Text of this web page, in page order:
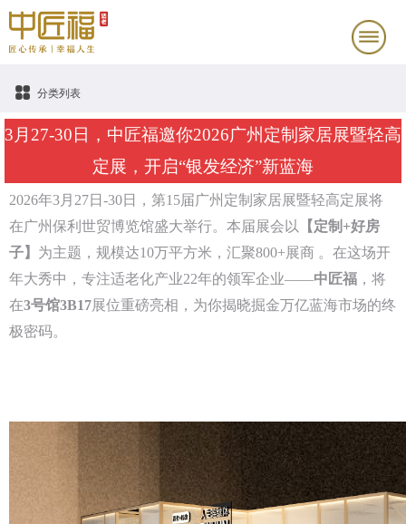
分类列表
3月27-30日，中匠福邀你2026广州定制家居展暨轻高
定展，开启“银发经济”新蓝海
2026年3月27日-30日，第15届广州定制家居展暨轻高定展将
在广州保利世贸博览馆盛大举行。本届展会以
【定制+好房
子】 为主题，规模达10万平方米，汇聚800+展商 。在这场开
年大秀中，专注适老化产业22年的领军企业——中匠福 ，将
在3号馆3B17展位重磅亮相，为你揭晓掘金万亿蓝海市场的终
极密码。